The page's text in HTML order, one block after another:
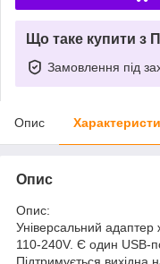
Що таке купити з
Замовлення під
Опис
Опис
Опис:
Універсальний адаптер
110-240V. Є один USB-
Підтримується вихідна